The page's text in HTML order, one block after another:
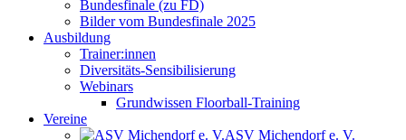
Bundesfinale (zu FD)
Bilder vom Bundesfinale 2025
Ausbildung
Trainer:innen
Diversitäts-Sensibilisierung
Webinars
Grundwissen Floorball-Training
Vereine
ASV Michendorf e. V.